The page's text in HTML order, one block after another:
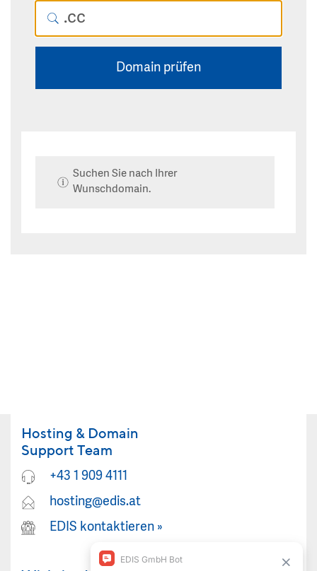
Domain prüfen
Suchen Sie nach Ihrer
Wunschdomain.
Hosting & Domain
Support Team
+43 1 909 4111
hosting@edis.at
EDIS kontaktieren »